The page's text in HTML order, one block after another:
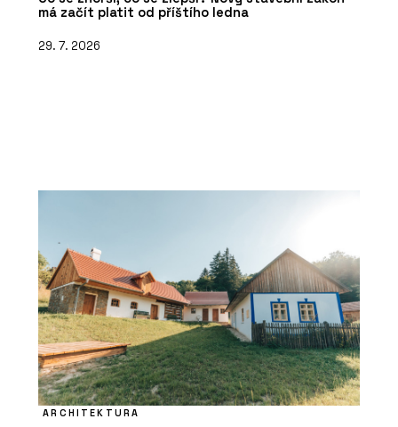
má začít platit od příštího ledna
29. 7. 2026
ARCHITEKTURA